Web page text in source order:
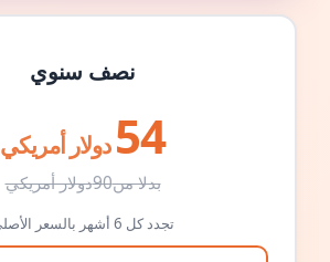
نصف سنوي
54 دولار أمريكي
بدلا من90دولار أمريكي
تجدد كل 6 أشهر بالسعر الأصلي